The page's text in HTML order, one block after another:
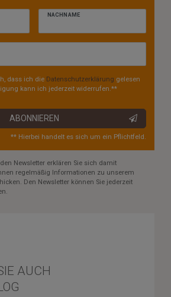
NACHNAME
dass ich die Daten­schutz­erklärung gelesen
kann ich jederzeit widerrufen.**
ABONNIEREN
** Hierbei handelt es sich um ein Pflichtfeld.
Newsletter erklären Sie sich damit
regelmäßig Informationen zu unserem
Den Newsletter können Sie jederzeit
AUCH